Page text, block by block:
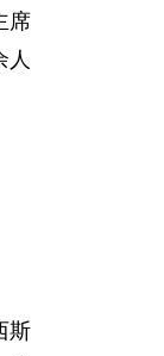
席
人
斯